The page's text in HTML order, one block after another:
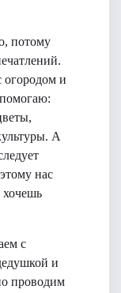
потому
огородом и
А
нас
хочешь
с
и
проводим